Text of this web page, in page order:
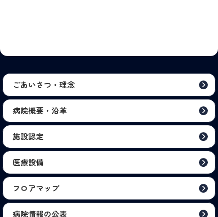
ごあいさつ・理念
病院概要・沿革
施設認定
医療設備
フロアマップ
病院情報の公表